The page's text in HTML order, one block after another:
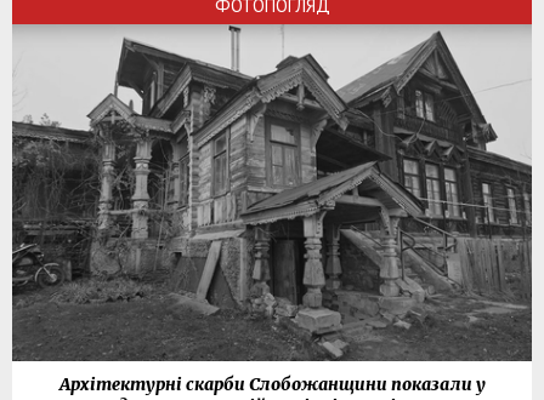
ФОТОПОГЛЯД
Архітектурні скарби Слобожанщини показали у